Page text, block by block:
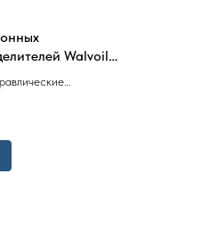
Walvoil